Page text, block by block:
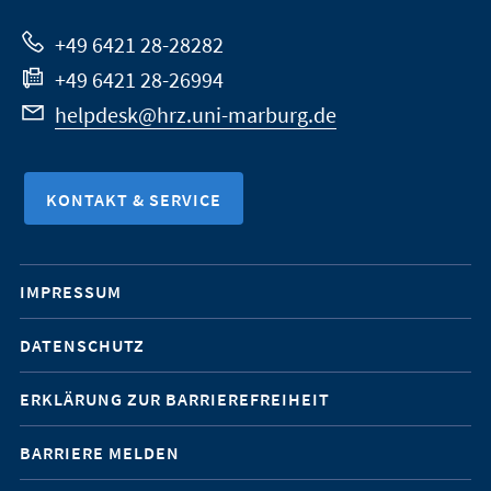
Website
+49 6421 28-28282
+49 6421 28-26994
helpdesk@hrz.uni-marburg.de
KONTAKT & SERVICE
Mobile-
Service-
Navigation
IMPRESSUM
DATENSCHUTZ
ERKLÄRUNG ZUR BARRIEREFREIHEIT
BARRIERE MELDEN